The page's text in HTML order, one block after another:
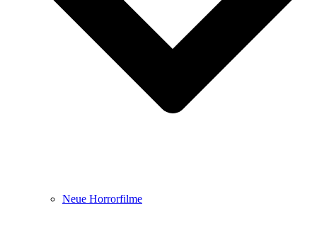
Neue Horrorfilme